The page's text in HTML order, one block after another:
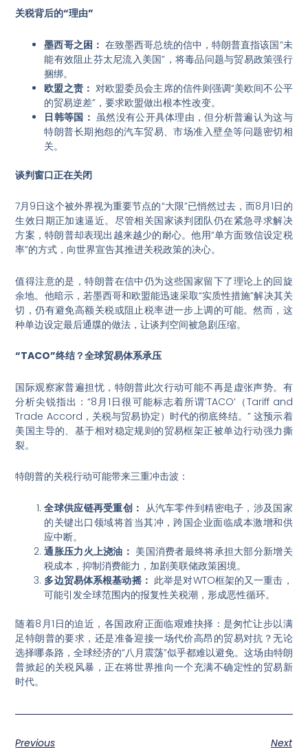
关税背后的“理由”
墨西哥之困： 在致墨西哥总统的信中，特朗普直指该国“未
能有效阻止芬太尼流入美国”，将毒品问题与贸易政策强行
捆绑。
欧盟之责： 对欧盟委员会主席的信件则强调“美欧间不公平
的贸易逆差”，要求欧盟做出根本性改变。
日韩等国： 虽然没有公开具体理由，但分析普遍认为这与
特朗普长期抱怨的汽车贸易、市场准入壁垒等问题密切相
关。
谈判窗口正在关闭
7月9日这个被外界视为重要节点的“大限”已悄然过去，而8月1日的
生效日期正加速逼近。尽管相关国家谈判团队仍在紧急寻求解决
方案，特朗普却表现出越来越少的耐心。他用“单方面致信设定税
率”的方式，向世界宣告其推进关税政策的决心。
值得注意的是，特朗普在信中仍为这些国家留下了理论上的回旋
余地。他暗示，若墨西哥和欧盟能迅速采取“实质性措施”解决其关
切，仍有避免高额关税或阻止税率进一步上调的可能。然而，这
种单边设定最后通牒的做法，让谈判空间被急剧压缩。
“TACO”终结？全球贸易体系承压
国际观察家普遍担忧，特朗普此次行动可能不再是虚张声势。有
分析尖锐指出：“8月1日很可能标志着所谓‘TACO’（Tariff and
Trade Accord，关税与贸易协定）时代的彻底终结。” 这预示着
美国主导的、基于相对稳定规则的贸易框架正被单边行动强力撕
裂。
特朗普的关税行动可能带来三重冲击波：
全球供应链再受重创： 从汽车零件到精密电子，涉及国家
的关键出口领域将首当其冲，跨国企业面临成本激增和供
应中断。
通胀压力火上浇油： 美国消费者最终将承担大部分新增关
税成本，抑制消费能力，加剧美联储政策困境。
多边贸易体系根基动摇： 此举是对WTO框架的又一重击，
可能引发全球范围内的报复性关税潮，形成恶性循环。
随着8月1日的迫近，各国政府正面临艰难抉择：是匆忙让步以满
足特朗普的要求，还是准备迎接一场代价高昂的贸易对抗？无论
选择哪条路，全球经济的“八月震荡”似乎都难以避免。这场由特朗
普掀起的关税风暴，正在将世界推向一个充满不确定性的贸易新
时代。
Previous
Next